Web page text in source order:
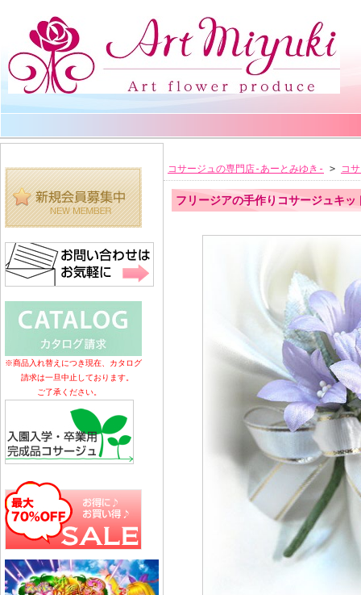
※商品入れ替えにつき現在、カタログ
請求は一旦中止しております。
ご了承ください。
コサージュの専門店-あーとみゆき- > コ
フリージアの手作りコサージュキッ